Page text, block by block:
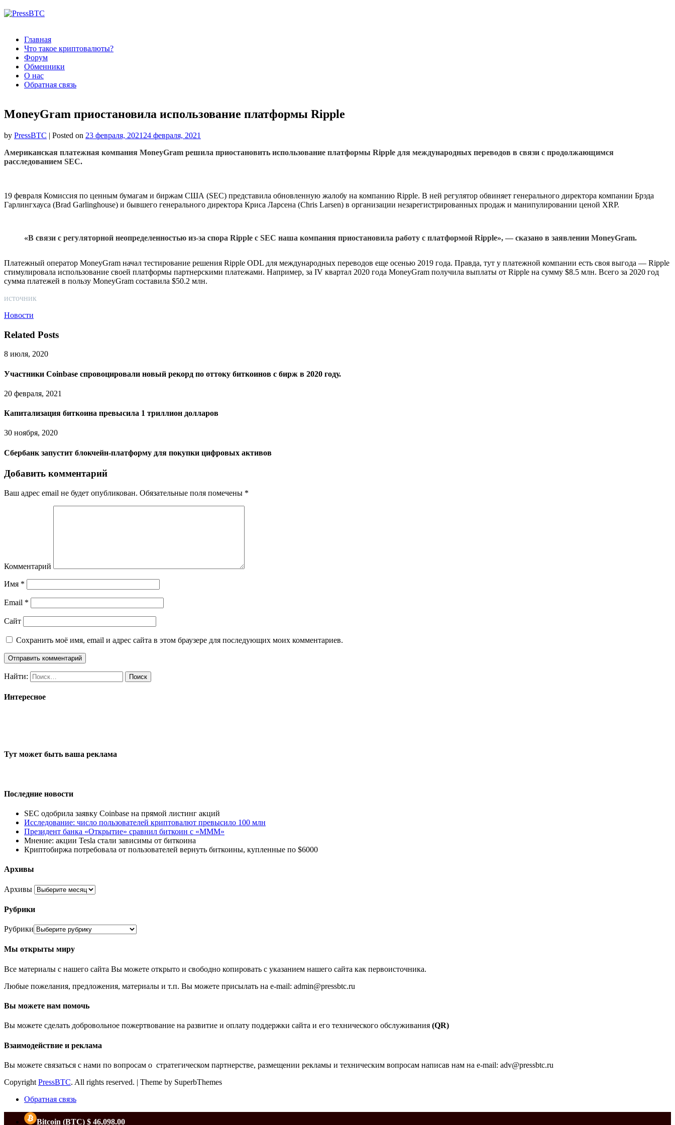
Главная
Что такое криптовалюты?
Форум
Обменники
О нас
Обратная связь
MoneyGram приостановила использование платформы Ripple
by PressBTC | Posted on 23 февраля, 2021 24 февраля, 2021
Американская платежная компания MoneyGram решила приостановить использование платформы Ripple для международных переводов в связи с продолжающимся
расследованием SEC.
19 февраля Комиссия по ценным бумагам и биржам США (SEC) представила обновленную жалобу на компанию Ripple. В ней регулятор обвиняет генерального директора компании Брэда
Гарлингхауса (Brad Garlinghouse) и бывшего генерального директора Криса Ларсена (Chris Larsen) в организации незарегистрированных продаж и манипулировании ценой XRP.
«В связи с регуляторной неопределенностью из-за спора Ripple с SEC наша компания приостановила работу с платформой Ripple», — сказано в заявлении MoneyGram.
Платежный оператор MoneyGram начал тестирование решения Ripple ODL для международных переводов еще осенью 2019 года. Правда, тут у платежной компании есть своя выгода — Ripple
стимулировала использование своей платформы партнерскими платежами. Например, за IV квартал 2020 года MoneyGram получила выплаты от Ripple на сумму $8.5 млн. Всего за 2020 год
сумма платежей в пользу MoneyGram составила $50.2 млн.
источник
Новости
Related Posts
8 июля, 2020
Участники Coinbase спровоцировали новый рекорд по оттоку биткоинов с бирж в 2020 году.
20 февраля, 2021
Капитализация биткоина превысила 1 триллион долларов
30 ноября, 2020
Сбербанк запустит блокчейн-платформу для покупки цифровых активов
Добавить комментарий
Ваш адрес email не будет опубликован. Обязательные поля помечены *
Комментарий
Имя *
Email *
Сайт
Сохранить моё имя, email и адрес сайта в этом браузере для последующих моих комментариев.
Найти:
Интересное
Тут может быть ваша реклама
Последние новости
SEC одобрила заявку Coinbase на прямой листинг акций
Исследование: число пользователей криптовалют превысило 100 млн
Президент банка «Открытие» сравнил биткоин с «МММ»
Мнение: акции Tesla стали зависимы от биткоина
Криптобиржа потребовала от пользователей вернуть биткоины, купленные по $6000
Архивы
Архивы
Рубрики
Рубрики
Мы открыты миру
Все материалы с нашего сайта Вы можете открыто и свободно копировать с указанием нашего сайта как первоисточника.
Любые пожелания, предложения, материалы и т.п. Вы можете присылать на e-mail: admin@pressbtc.ru
Вы можете нам помочь
Вы можете сделать добровольное пожертвование на развитие и оплату поддержки сайта и его технического обслуживания (QR)
Взаимодействие и реклама
Вы можете связаться с нами по вопросам о стратегическом партнерстве, размещении рекламы и техническим вопросам написав нам на e-mail: adv@pressbtc.ru
Copyright PressBTC. All rights reserved. | Theme by SuperbThemes
Обратная связь
Bitcoin (BTC) $ 46,098.00